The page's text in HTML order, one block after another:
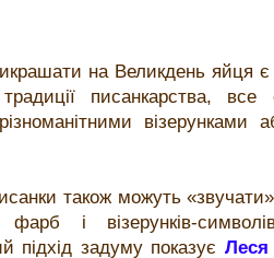
на Великдень яйця є
традиції писанкарства,
також можуть
фарб і візерунків-
підхід задуму показує